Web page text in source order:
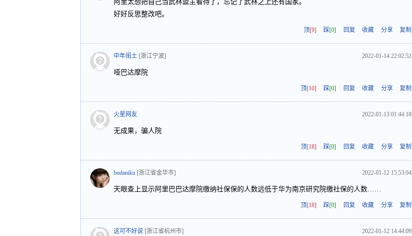
阿里太想把自己当武林盟主看待了，忘记了武林之上还有国家。
好好反思整改吧。
顶[9] 踩[0] 回复 收藏 分享 复制
中年闺土 [浙江宁波] 2022-01-14 22:02:52
哑巴达摩院
顶[10] 踩[0] 回复 收藏 分享 复制
火星网友 2022-01-13 01:44:18
无成果，骗人院
顶[18] 踩[0] 回复 收藏 分享 复制
budaniku [浙江省金华市] 2022-01-12 15:53:04
天眼查上显示阿里巴巴达摩院缴纳社保保的人数远低于华为南京研究院缴社保的人数……
顶[18] 踩[0] 回复 收藏 分享 复制
这可不好说 [浙江省杭州市] 2022-01-12 14:44:09